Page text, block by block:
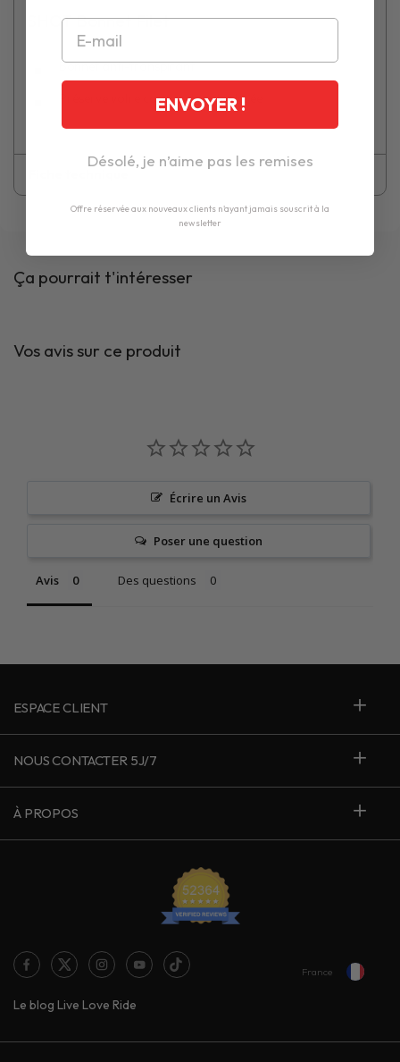
SHOT Bonnet Filet
Bonnet anti-transpirant
Préserve votre casque dans la durée
Ça pourrait t'intéresser
Vos avis sur ce produit
Écrire un Avis
Poser une question
Avis Des questions
ESPACE CLIENT
NOUS CONTACTER 5J/7
À PROPOS
Le blog Live Love Ride
France
ENVOYER !
Désolé, je n’aime pas les remises
Offre réservée aux nouveaux clients n'ayant jamais souscrit à la
newsletter